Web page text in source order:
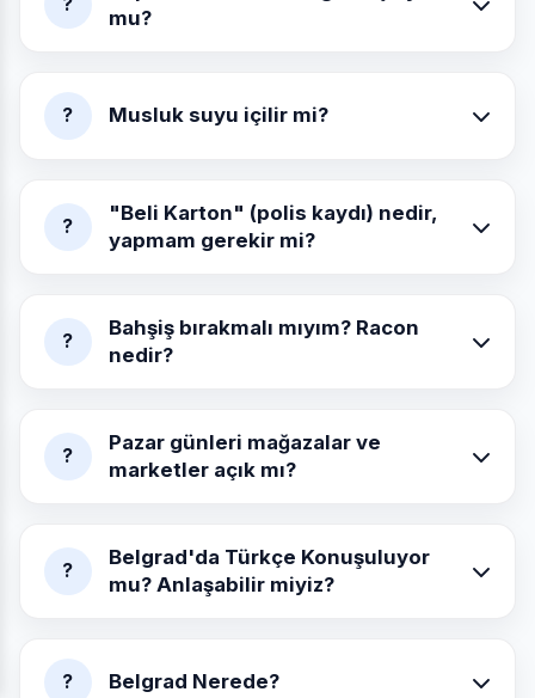
mu?
? Musluk suyu içilir mi?
?
"Beli Karton" (polis kaydı) nedir,
yapmam gerekir mi?
?
Bahşiş bırakmalı mıyım? Racon
nedir?
?
Pazar günleri mağazalar ve
marketler açık mı?
?
Belgrad'da Türkçe Konuşuluyor
mu? Anlaşabilir miyiz?
? Belgrad Nerede?